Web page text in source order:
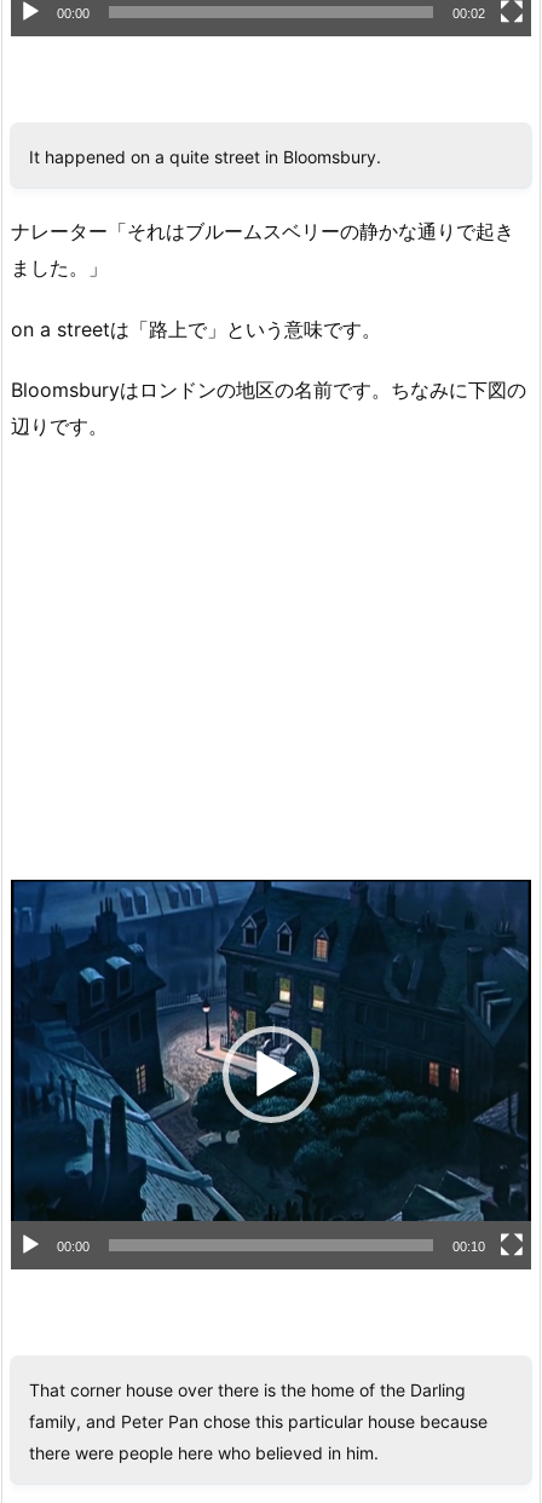
00:00 00:02
It happened on a quite street in Bloomsbury.
ナレーター「それはブルームスベリーの静かな通りで起き
ました。」
on a streetは「路上で」という意味です。
Bloomsburyはロンドンの地区の名前です。ちなみに下図の
辺りです。
画
プ
レ
ー
ヤ
00:00 00:10
That corner house over there is the home of the Darling
family, and Peter Pan chose this particular house because
there were people here who believed in him.